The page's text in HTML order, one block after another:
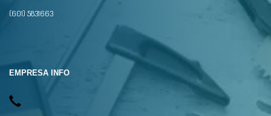
(601) 5831663
EMPRESA INFO